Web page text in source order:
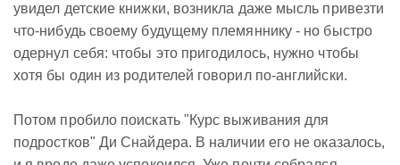
увидел детские книжки, возникла даже мысль привезти
что-нибудь своему будущему племяннику - но быстро
одернул себя: чтобы это пригодилось, нужно чтобы
хотя бы один из родителей говорил по-английски.
Потом пробило поискать "Курс выживания для
подростков" Ди Снайдера. В наличии его не оказалось,